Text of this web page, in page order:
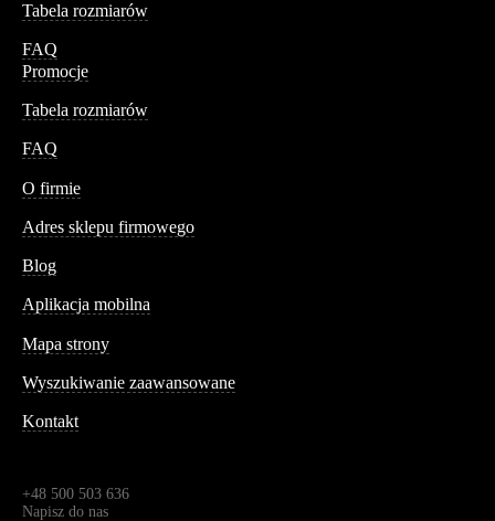
Tabela rozmiarów
FAQ
Promocje
Tabela rozmiarów
FAQ
O firmie
Adres sklepu firmowego
Blog
Aplikacja mobilna
Mapa strony
Wyszukiwanie zaawansowane
Kontakt
+48 500 503 636
Napisz do nas